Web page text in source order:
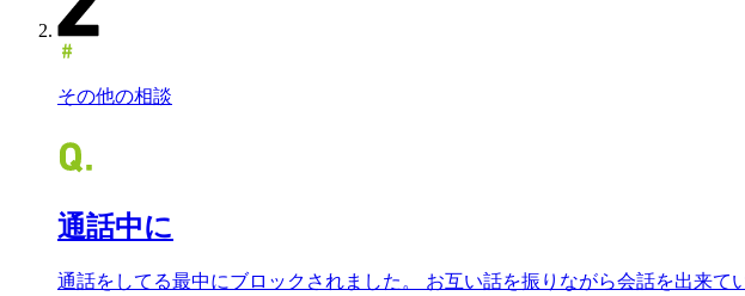
その他の相談
通話中に
通話をしてる最中にブロックされました。 お互い話を振りながら会話を出来